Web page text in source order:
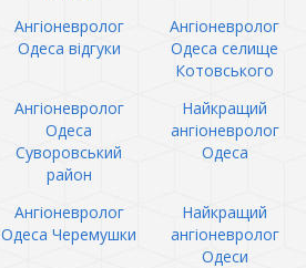
Ангіоневролог
Одеса відгуки
Ангіоневролог
Одеса селище
Котовського
Ангіоневролог
Одеса
Суворовський
район
Найкращий
ангіоневролог
Одеса
Ангіоневролог
Одеса Черемушки
Найкращий
ангіоневролог
Одеси